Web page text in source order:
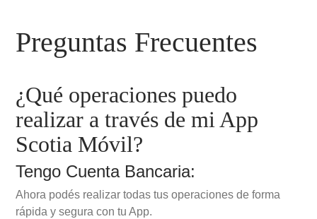
Preguntas Frecuentes
¿Qué operaciones puedo
realizar a través de mi App
Scotia Móvil?
Tengo Cuenta Bancaria:
Ahora podés realizar todas tus operaciones de forma
rápida y segura con tu App.